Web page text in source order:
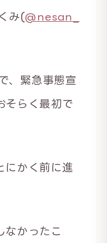
み(@nesan_
、緊急事態宣
そらく最初で
にかく前に進
なかったこ